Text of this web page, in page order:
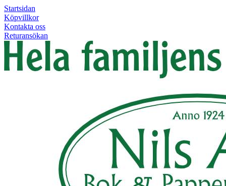
Startsidan
Köpvillkor
Kontakta oss
Returansökan